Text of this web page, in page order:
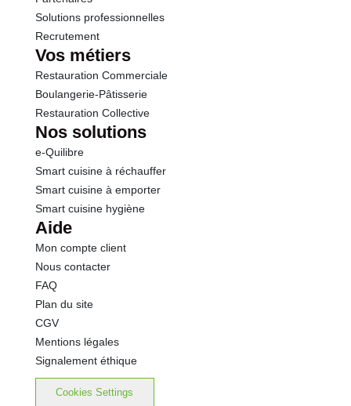
Solutions professionnelles
Recrutement
Vos métiers
Restauration Commerciale
Boulangerie-Pâtisserie
Restauration Collective
Nos solutions
e-Quilibre
Smart cuisine à réchauffer
Smart cuisine à emporter
Smart cuisine hygiène
Aide
Mon compte client
Nous contacter
FAQ
Plan du site
CGV
Mentions légales
Signalement éthique
Cookies Settings